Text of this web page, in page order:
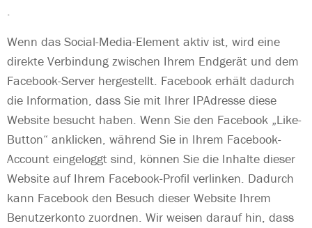
.
Wenn das Social-Media-Element aktiv ist, wird eine
direkte Verbindung zwischen Ihrem Endgerät und dem
Facebook-Server hergestellt. Facebook erhält dadurch
die Information, dass Sie mit Ihrer IPAdresse diese
Website besucht haben. Wenn Sie den Facebook „Like-
Button“ anklicken, während Sie in Ihrem Facebook-
Account eingeloggt sind, können Sie die Inhalte dieser
Website auf Ihrem Facebook-Profil verlinken. Dadurch
kann Facebook den Besuch dieser Website Ihrem
Benutzerkonto zuordnen. Wir weisen darauf hin, dass